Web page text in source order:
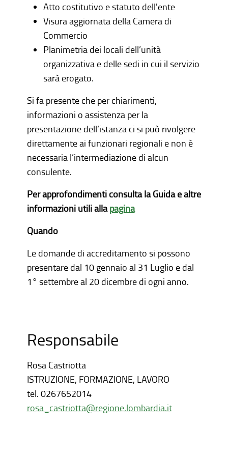
Atto costitutivo e statuto dell'ente
Visura aggiornata della Camera di
Commercio
Planimetria dei locali dell’unità
organizzativa e delle sedi in cui il servizio
sarà erogato.
Si fa presente che per chiarimenti,
informazioni o assistenza per la
presentazione dell’istanza ci si può rivolgere
direttamente ai funzionari regionali e non è
necessaria l’intermediazione di alcun
consulente.
Per approfondimenti consulta la Guida e altre
informazioni utili allapagina
Quando
Le domande di accreditamento si possono
presentare dal 10 gennaio al 31 Luglio e dal
1° settembre al 20 dicembre di ogni anno.
Responsabile
Rosa Castriotta
ISTRUZIONE, FORMAZIONE, LAVORO
tel. 0267652014
rosa_castriotta@regione.lombardia.it